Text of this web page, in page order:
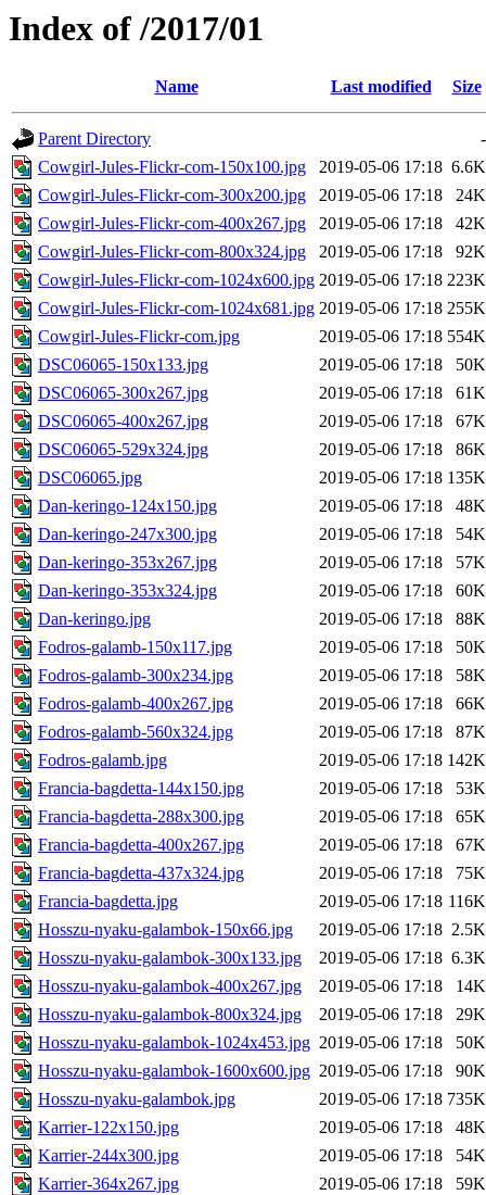
Index of /2017/01
Name Last modified Size
Parent Directory
-
Cowgirl-Jules-Flickr-com-150x100.jpg
2019-05-06 17:18 6.6K
Cowgirl-Jules-Flickr-com-300x200.jpg
2019-05-06 17:18
24K
Cowgirl-Jules-Flickr-com-400x267.jpg
2019-05-06 17:18
42K
Cowgirl-Jules-Flickr-com-800x324.jpg
2019-05-06 17:18
92K
Cowgirl-Jules-Flickr-com-1024x600.jpg 2019-05-06 17:18 223K
Cowgirl-Jules-Flickr-com-1024x681.jpg 2019-05-06 17:18 255K
Cowgirl-Jules-Flickr-com.jpg
2019-05-06 17:18 554K
DSC06065-150x133.jpg
2019-05-06 17:18
50K
DSC06065-300x267.jpg
2019-05-06 17:18
61K
DSC06065-400x267.jpg
2019-05-06 17:18
67K
DSC06065-529x324.jpg
2019-05-06 17:18
86K
DSC06065.jpg
2019-05-06 17:18 135K
Dan-keringo-124x150.jpg
2019-05-06 17:18
48K
Dan-keringo-247x300.jpg
2019-05-06 17:18
54K
Dan-keringo-353x267.jpg
2019-05-06 17:18
57K
Dan-keringo-353x324.jpg
2019-05-06 17:18
60K
Dan-keringo.jpg
2019-05-06 17:18
88K
Fodros-galamb-150x117.jpg
2019-05-06 17:18
50K
Fodros-galamb-300x234.jpg
2019-05-06 17:18
58K
Fodros-galamb-400x267.jpg
2019-05-06 17:18
66K
Fodros-galamb-560x324.jpg
2019-05-06 17:18
87K
Fodros-galamb.jpg
2019-05-06 17:18 142K
Francia-bagdetta-144x150.jpg
2019-05-06 17:18
53K
Francia-bagdetta-288x300.jpg
2019-05-06 17:18
65K
Francia-bagdetta-400x267.jpg
2019-05-06 17:18
67K
Francia-bagdetta-437x324.jpg
2019-05-06 17:18
75K
Francia-bagdetta.jpg
2019-05-06 17:18 116K
Hosszu-nyaku-galambok-150x66.jpg
2019-05-06 17:18 2.5K
Hosszu-nyaku-galambok-300x133.jpg
2019-05-06 17:18 6.3K
Hosszu-nyaku-galambok-400x267.jpg
2019-05-06 17:18
14K
Hosszu-nyaku-galambok-800x324.jpg
2019-05-06 17:18
29K
Hosszu-nyaku-galambok-1024x453.jpg 2019-05-06 17:18
50K
Hosszu-nyaku-galambok-1600x600.jpg 2019-05-06 17:18
90K
Hosszu-nyaku-galambok.jpg
2019-05-06 17:18 735K
Karrier-122x150.jpg
2019-05-06 17:18
48K
Karrier-244x300.jpg
2019-05-06 17:18
54K
Karrier-364x267.jpg
2019-05-06 17:18
59K